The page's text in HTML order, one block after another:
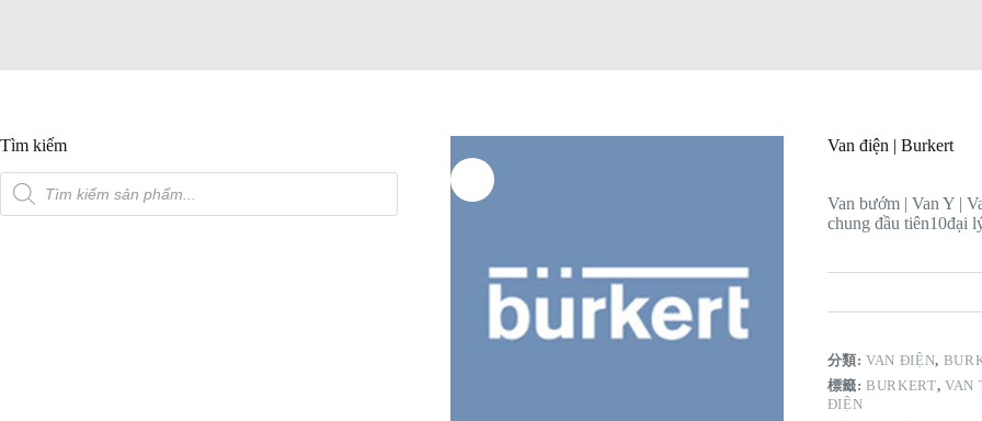
Van điện | Burkert
Van bướm | Van Y |
chung đầu tiên10đại
分類:VAN ĐIỆN,
標籤:BURKERT,VAN
ĐIỆN
Tìm kiếm
Tìm
kiếm
sản